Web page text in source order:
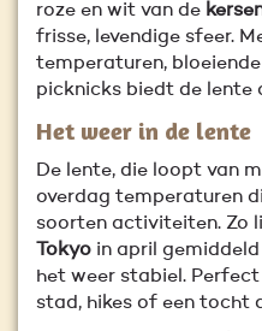
roze en wit van de
frisse, levendige sfeer.
temperaturen,
picknicks biedt de lente
Het weer in de lente
De lente, die loopt van
overdag temperaturen
soorten activiteiten. Zo
Tokyo in april
het weer stabiel.
stad, hikes of een tocht